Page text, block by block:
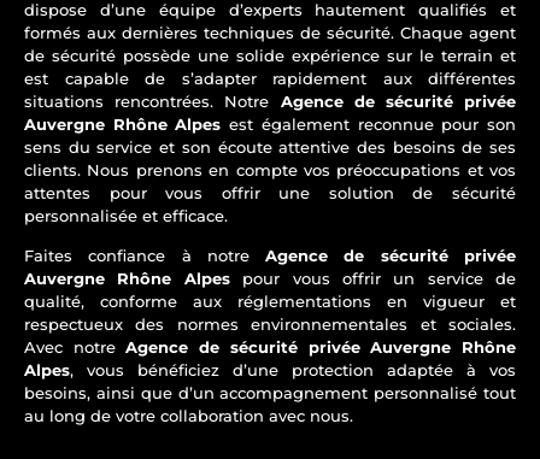
dispose d’une équipe d’experts hautement qualifiés et
formés aux dernières techniques de sécurité. Chaque agent
de sécurité possède une solide expérience sur le terrain et
est capable de s’adapter rapidement aux différentes
situations rencontrées. Notre Agence de sécurité privée
Auvergne Rhône Alpes est également reconnue pour son
sens du service et son écoute attentive des besoins de ses
clients. Nous prenons en compte vos préoccupations et vos
attentes pour vous offrir une solution de sécurité
personnalisée et efficace.
Faites confiance à notreAgence de sécurité privée
Auvergne Rhône Alpespour vous offrir un service de
qualité, conforme aux réglementations en vigueur et
respectueux des normes environnementales et sociales.
Avec notreAgence de sécurité privée Auvergne Rhône
Alpes, vous bénéficiez d’une protection adaptée à vos
besoins, ainsi que d’un accompagnement personnalisé tout
au long de votre collaboration avec nous.